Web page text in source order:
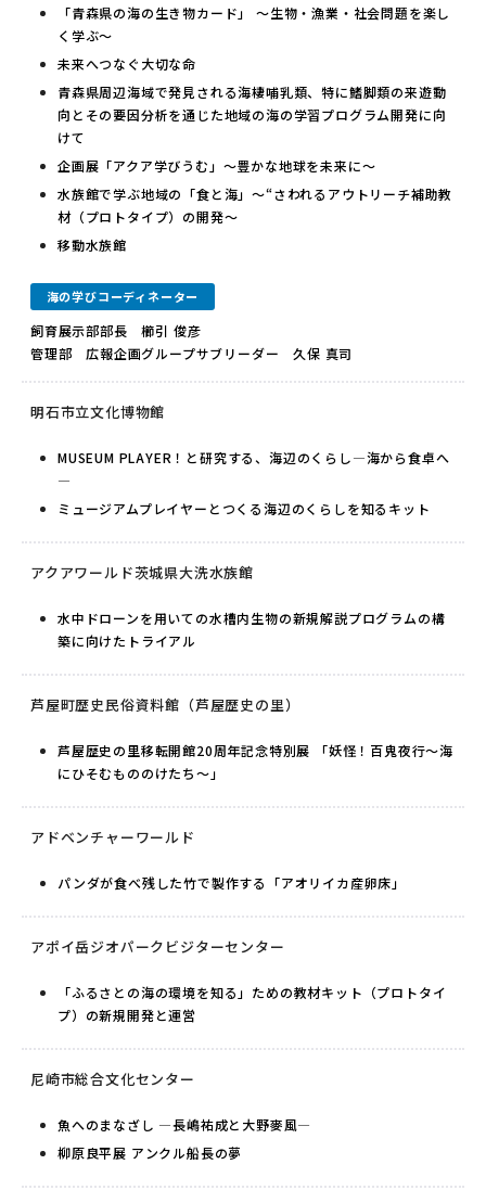
「青森県の海の生き物カード」 ～生物・漁業・社会問題を楽し
く学ぶ～
未来へつなぐ大切な命
青森県周辺海域で発見される海棲哺乳類、特に鰭脚類の来遊動
向とその要因分析を通じた地域の海の学習プログラム開発に向
けて
企画展「アクア学びうむ」～豊かな地球を未来に～
水族館で学ぶ地域の「食と海」～“さわれるアウトリーチ補助教
材（プロトタイプ）の開発～
移動水族館
海の学びコーディネーター
飼育展示部部長 櫛引 俊彦
管理部 広報企画グループサブリーダー 久保 真司
明石市立文化博物館
MUSEUM PLAYER！と研究する、海辺のくらし―海から食卓へ
―
ミュージアムプレイヤーとつくる海辺のくらしを知るキット
アクアワールド茨城県大洗水族館
水中ドローンを用いての水槽内生物の新規解説プログラムの構
築に向けたトライアル
芦屋町歴史民俗資料館（芦屋歴史の里）
芦屋歴史の里移転開館20周年記念特別展 「妖怪！百鬼夜行～海
にひそむもののけたち～」
アドベンチャーワールド
パンダが食べ残した竹で製作する「アオリイカ産卵床」
アポイ岳ジオパークビジターセンター
「ふるさとの海の環境を知る」ための教材キット（プロトタイ
プ）の新規開発と運営
尼崎市総合文化センター
魚へのまなざし ―長嶋祐成と大野麥風―
柳原良平展 アンクル船長の夢